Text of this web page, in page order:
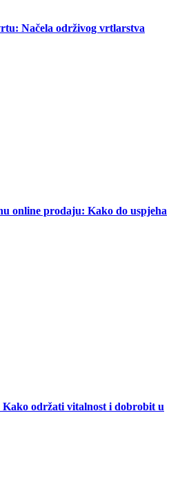
Načela održivog vrtlarstva
online prodaju: Kako do uspjeha
Kako održati vitalnost i dobrobit u